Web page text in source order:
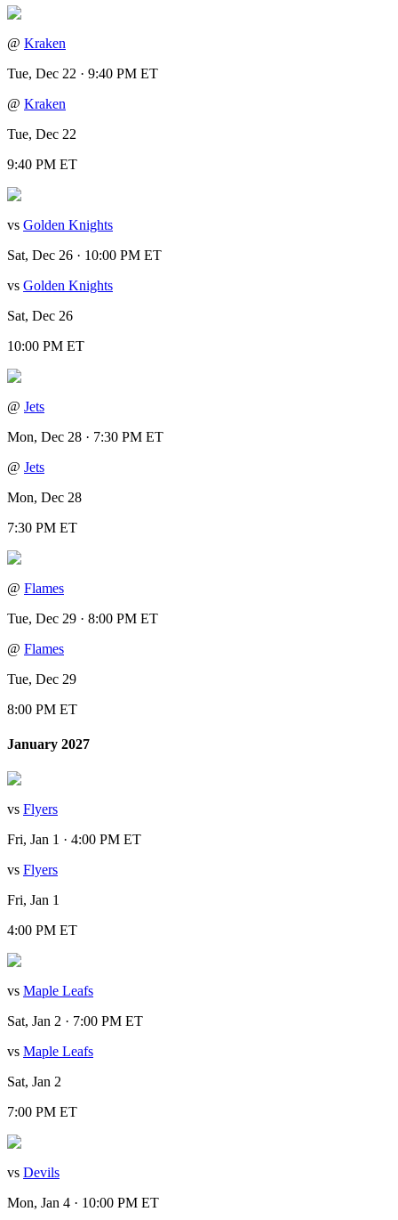
@ Kraken
Tue, Dec 22 · 9:40 PM ET
@ Kraken
Tue, Dec 22
9:40 PM ET
vs Golden Knights
Sat, Dec 26 · 10:00 PM ET
vs Golden Knights
Sat, Dec 26
10:00 PM ET
@ Jets
Mon, Dec 28 · 7:30 PM ET
@ Jets
Mon, Dec 28
7:30 PM ET
@ Flames
Tue, Dec 29 · 8:00 PM ET
@ Flames
Tue, Dec 29
8:00 PM ET
January 2027
vs Flyers
Fri, Jan 1 · 4:00 PM ET
vs Flyers
Fri, Jan 1
4:00 PM ET
vs Maple Leafs
Sat, Jan 2 · 7:00 PM ET
vs Maple Leafs
Sat, Jan 2
7:00 PM ET
vs Devils
Mon, Jan 4 · 10:00 PM ET